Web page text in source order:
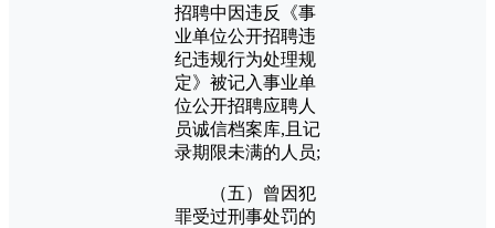
招聘中因违反《事
业单位公开招聘违
纪违规行为处理规
定》被记入事业单
位公开招聘应聘人
员诚信档案库,且记
录期限未满的人员;
（五）曾因犯
罪受过刑事处罚的